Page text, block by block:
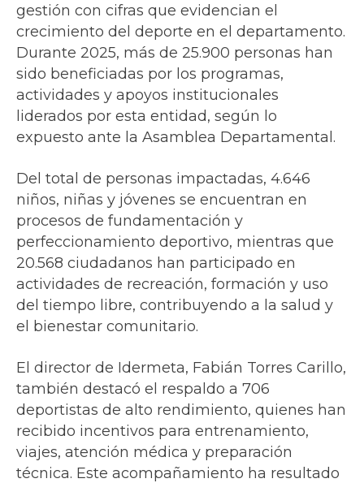
gestión con cifras que evidencian el
crecimiento del deporte en el departamento.
Durante 2025, más de 25.900 personas han
sido beneficiadas por los programas,
actividades y apoyos institucionales
liderados por esta entidad, según lo
expuesto ante la Asamblea Departamental.
Del total de personas impactadas, 4.646
niños, niñas y jóvenes se encuentran en
procesos de fundamentación y
perfeccionamiento deportivo, mientras que
20.568 ciudadanos han participado en
actividades de recreación, formación y uso
del tiempo libre, contribuyendo a la salud y
el bienestar comunitario.
El director de Idermeta, Fabián Torres Carillo,
también destacó el respaldo a 706
deportistas de alto rendimiento, quienes han
recibido incentivos para entrenamiento,
viajes, atención médica y preparación
técnica. Este acompañamiento ha resultado